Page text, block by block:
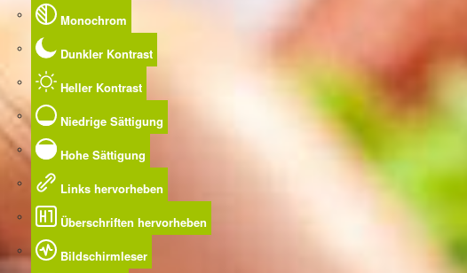
Monochrom
Dunkler Kontrast
Heller Kontrast
Niedrige Sättigung
Hohe Sättigung
Links hervorheben
Überschriften hervorheben
Bildschirmleser